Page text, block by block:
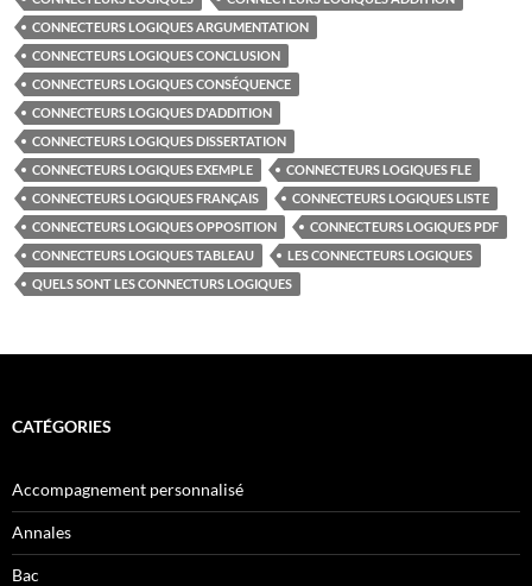
CONNECTEURS LOGIQUES ARGUMENTATION
CONNECTEURS LOGIQUES CONCLUSION
CONNECTEURS LOGIQUES CONSÉQUENCE
CONNECTEURS LOGIQUES D'ADDITION
CONNECTEURS LOGIQUES DISSERTATION
CONNECTEURS LOGIQUES EXEMPLE
CONNECTEURS LOGIQUES FLE
CONNECTEURS LOGIQUES FRANÇAIS
CONNECTEURS LOGIQUES LISTE
CONNECTEURS LOGIQUES OPPOSITION
CONNECTEURS LOGIQUES PDF
CONNECTEURS LOGIQUES TABLEAU
LES CONNECTEURS LOGIQUES
QUELS SONT LES CONNECTURS LOGIQUES
CATÉGORIES
Accompagnement personnalisé
Annales
Bac